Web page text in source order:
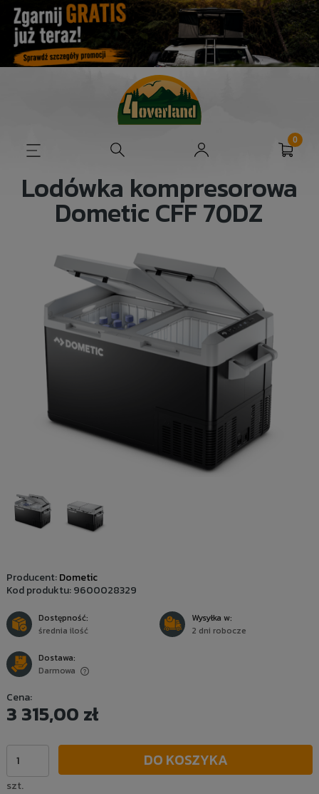
Lodówka kompresorowa
Dometic CFF 70DZ
Producent:Dometic
Kod produktu:9600028329
Dostępność:
średnia ilość
Wysyłka w:
2 dni robocze
Dostawa:
Darmowa
Cena:
3 315,00 zł
szt.
DO KOSZYKA